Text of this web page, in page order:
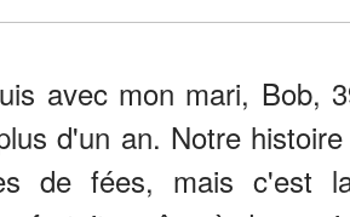
avec mon mari, Bob,
d'un an. Notre
de fées, mais c'est